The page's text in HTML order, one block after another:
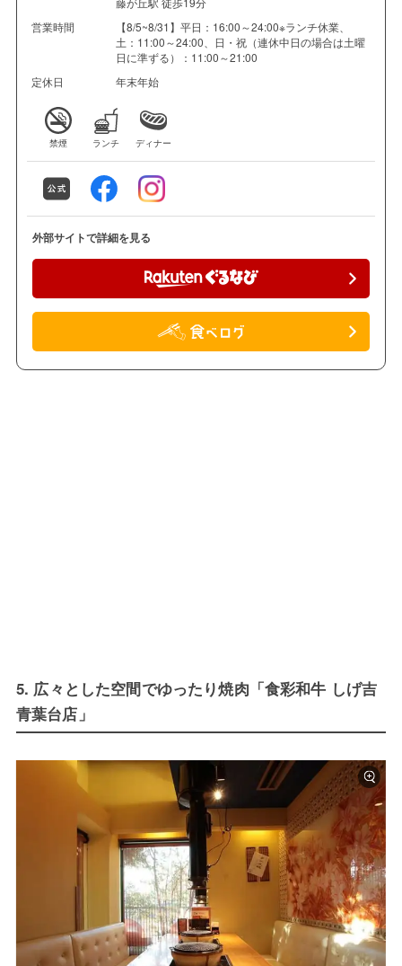
営業時間
【8/5~8/31】平日：16:00～24:00※ランチ休業、
土：11:00～24:00、日・祝（連休中日の場合は土曜
日に準ずる）：11:00～21:00
定休日
年末年始
禁煙 ランチ ディナー
外部サイトで詳細を見る
5. 広々とした空間でゆったり焼肉「食彩和牛 しげ吉
青葉台店」